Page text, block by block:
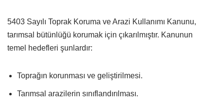
5403 Sayılı Toprak Koruma ve Arazi Kullanımı Kanunu,
tarımsal bütünlüğü korumak için çıkarılmıştır. Kanunun
temel hedefleri şunlardır:
Toprağın korunması ve geliştirilmesi.
Tarımsal arazilerin sınıflandırılması.